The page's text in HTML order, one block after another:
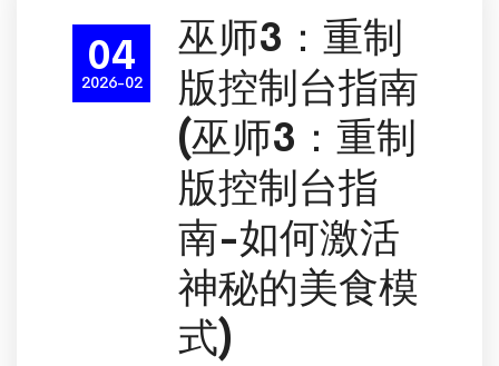
04
2026-02
巫师3：重制
版控制台指南
(巫师3：重制
版控制台指
南-如何激活
神秘的美食模
式)